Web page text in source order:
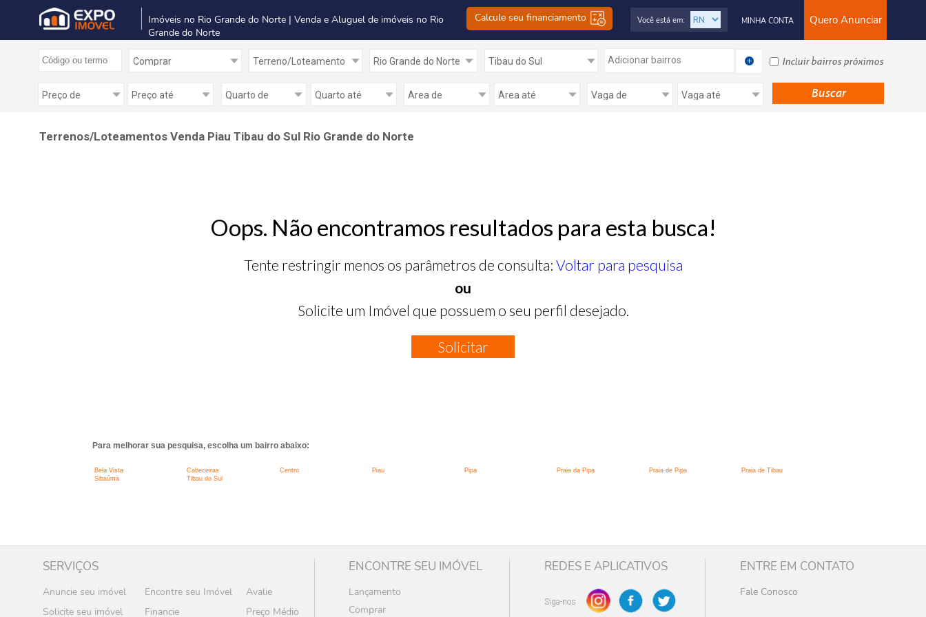
Imóveis no Rio Grande do Norte | Venda e Aluguel de imóveis no Rio
Grande do Norte
Calcule seu financiamento Quero Anunciar
MINHA CONTA
Você está em:
Adicionar bairros Incluir bairros próximos
Terrenos/Loteamentos Venda Piau Tibau do Sul Rio Grande do Norte
Oops. Não encontramos resultados para esta busca!
Tente restringir menos os parâmetros de consulta: Voltar para pesquisa
ou
Solicite um Imóvel que possuem o seu perfil desejado.
Solicitar
Para melhorar sua pesquisa, escolha um bairro abaixo:
Bela Vista Cabeceiras Centro Piau Pipa Praia da Pipa Praia de Pipa
Praia de Tibau
Sibaúma
Tibau do Sul
SERVIÇOS
Anuncie seu imóvel Encontre seu Imóvel
Avalie
Solicite seu imóvel
Financie Preço Médio
ENCONTRE SEU IMÓVEL
Lançamento
Comprar
REDES E APLICATIVOS
Siga-nos
ENTRE EM CONTATO
Fale Conosco